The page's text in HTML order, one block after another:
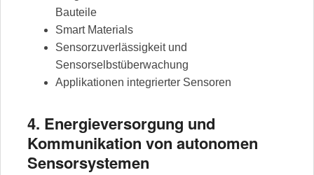
Bauteile
Smart Materials
Sensorzuverlässigkeit und
Sensorselbstüberwachung
Applikationen integrierter Sensoren
4. Energieversorgung und
Kommunikation von autonomen
Sensorsystemen